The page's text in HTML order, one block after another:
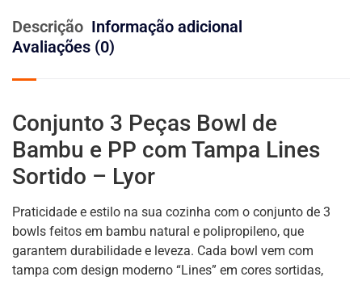
Descrição Informação adicional
Avaliações (0)
Conjunto 3 Peças Bowl de
Bambu e PP com Tampa Lines
Sortido – Lyor
Praticidade e estilo na sua cozinha com o conjunto de 3
bowls feitos em bambu natural e polipropileno, que
garantem durabilidade e leveza. Cada bowl vem com
tampa com design moderno “Lines” em cores sortidas,